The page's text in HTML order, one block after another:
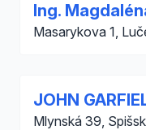
Ing.
Masarykova 1,
JOHN
Mlynská 39,